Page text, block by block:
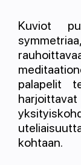
Kuviot
palapelit
kohtaan.